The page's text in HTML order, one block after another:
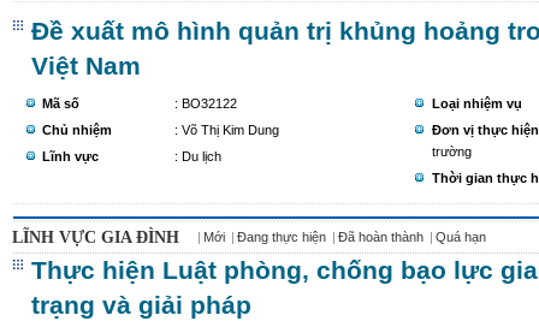
Đề xuất mô hình quản trị khủng hoảng
Việt Nam
Mã số
: BO32122
Chủ nhiệm
: Võ Thị Kim Dung
Lĩnh vực
: Du lịch
Loại nhiệm vụ
Đơn vị thực hiện
trường
Thời gian thực
LĨNH VỰC GIA ĐÌNH Mới Đang thực hiện Đã hoàn thành Quá hạn
Thực hiện Luật phòng, chống bạo lực
trạng và giải pháp